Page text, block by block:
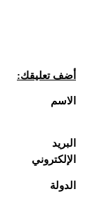
أضف تعليقك:
الاسم
البريد
الإلكتروني
الدولة